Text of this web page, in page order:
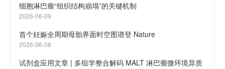
细胞淋巴瘤“组织结构崩塌”的关键机制
2026-06-09
首个妊娠全周期母胎界面时空图谱登 Nature
2026-06-08
试剂盒应用文章 | 多组学整合解码 MALT 淋巴瘤微环境异质